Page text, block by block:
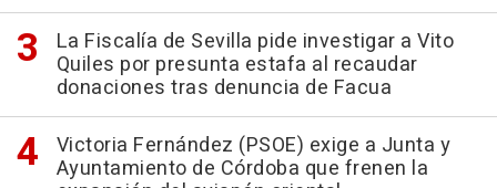
La Fiscalía de Sevilla pide investigar a Vito
Quiles por presunta estafa al recaudar
donaciones tras denuncia de Facua
Victoria Fernández (PSOE) exige a Junta y
Ayuntamiento de Córdoba que frenen la